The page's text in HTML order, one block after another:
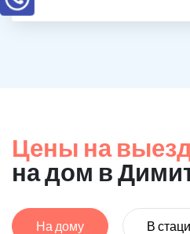
Цены на
на дом в
На дому В